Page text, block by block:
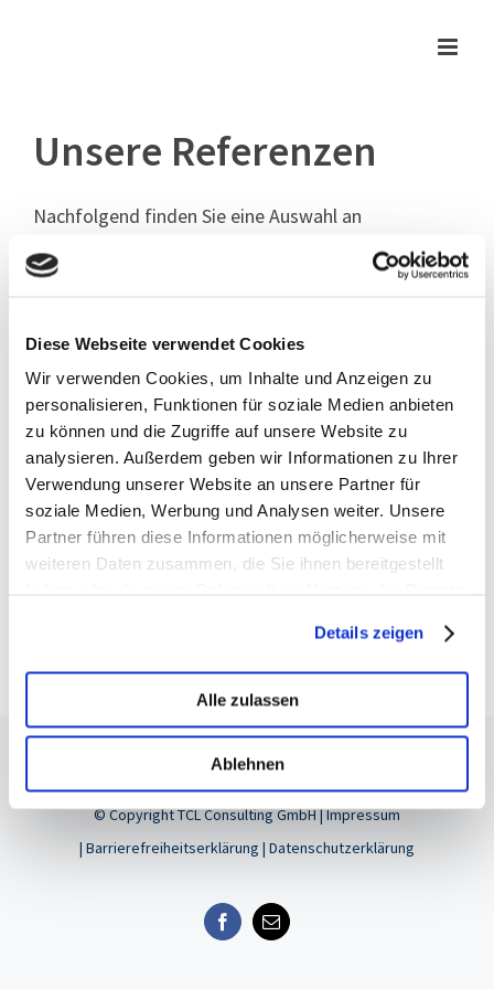
Diese Webseite verwendet Cookies
Wir verwenden Cookies, um Inhalte und Anzeigen zu
personalisieren, Funktionen für soziale Medien anbieten
zu können und die Zugriffe auf unsere Website zu
analysieren. Außerdem geben wir Informationen zu Ihrer
Verwendung unserer Website an unsere Partner für
soziale Medien, Werbung und Analysen weiter. Unsere
Partner führen diese Informationen möglicherweise mit
weiteren Daten zusammen, die Sie ihnen bereitgestellt
Details zeigen
Alle zulassen
Ablehnen
Unsere Referenzen
Nachfolgend finden Sie eine Auswahl an
Referenzprojekten und Referenzkunden aus dem
Bereich E-Commerce.
© CopyrightTCL Consulting GmbH |Impressum
| Barrierefreiheitserklärung | Datenschutzerklärung
Facebook
E-
Mail